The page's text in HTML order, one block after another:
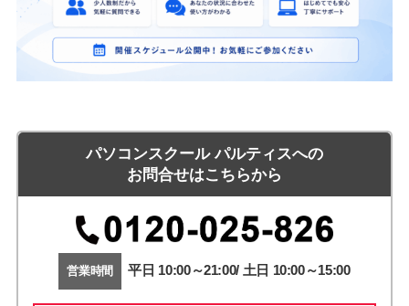
パソコンスクール パルティスへの
お問合せはこちらから
営業時間 平日 10:00～21:00/ 土日 10:00～15:00